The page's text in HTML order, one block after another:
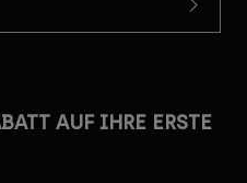
AUF IHRE ERSTE